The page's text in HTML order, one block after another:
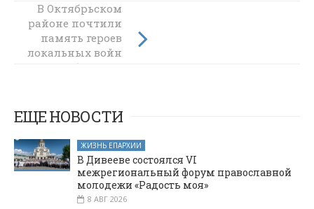
Престольный
праздник в
храме честь
Рождества
великого
Крестителя
Господня
Иоанна
молитвенно
отметили в
станице
Боковской
В Октябрьском
районе почтили
память героев
локальных войн
и чернобыльцев
ЕЩЕ НОВОСТИ
ЖИЗНЬ ЕПАРХИИ
В Дивееве состоялся VI
межрегиональный форум православной
молодежи «Радость моя»
8 АВГ 2026